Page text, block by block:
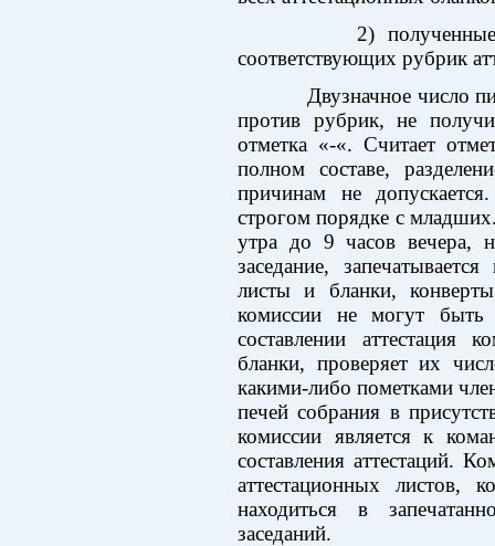
2) полученные
соответствующих рубрик
Двузначное число
против рубрик, не
отметка «-«. Считает
полном составе,
причинам не
строгом порядке с
утра до 9 часов вечера,
заседание,
листы и бланки,
комиссии не могут
составлении аттестация
бланки, проверяет их
какими-либо пометками
печей собрания в
комиссии является к
составления аттестаций.
аттестационных листов,
находиться в
заседаний.